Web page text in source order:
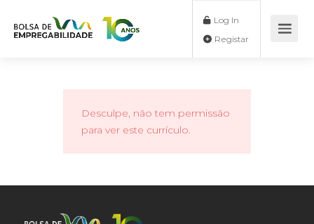
Log In
Desculpe, não tem permissão
para ver este currículo.